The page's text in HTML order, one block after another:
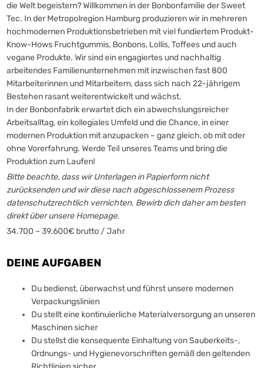
die Welt begeistern? Willkommen in der Bonbonfamilie der Sweet
Tec. In der Metropolregion Hamburg produzieren wir in mehreren
hochmodernen Produktionsbetrieben mit viel fundiertem Produkt-
Know-Hows Fruchtgummis, Bonbons, Lollis, Toffees und auch
vegane Produkte. Wir sind ein engagiertes und nachhaltig
arbeitendes Familienunternehmen mit inzwischen fast 800
Mitarbeiterinnen und Mitarbeitern, dass sich nach 22-jährigem
Bestehen rasant weiterentwickelt und wächst.
In der Bonbonfabrik erwartet dich ein abwechslungsreicher
Arbeitsalltag, ein kollegiales Umfeld und die Chance, in einer
modernen Produktion mit anzupacken – ganz gleich, ob mit oder
ohne Vorerfahrung. Werde Teil unseres Teams und bring die
Produktion zum Laufen!
Bitte beachte, dass wir Unterlagen in Papierform nicht
zurücksenden und wir diese nach abgeschlossenem Prozess
datenschutzrechtlich vernichten. Bewirb dich daher am besten
direkt über unsere Homepage.
34.700 – 39.600€ brutto / Jahr
DEINE AUFGABEN
Du bedienst, überwachst und führst unsere modernen
Verpackungslinien
Du stellt eine kontinuierliche Materialversorgung an unseren
Maschinen sicher
Du stellst die konsequente Einhaltung von Sauberkeits-,
Ordnungs- und Hygienevorschriften gemäß den geltenden